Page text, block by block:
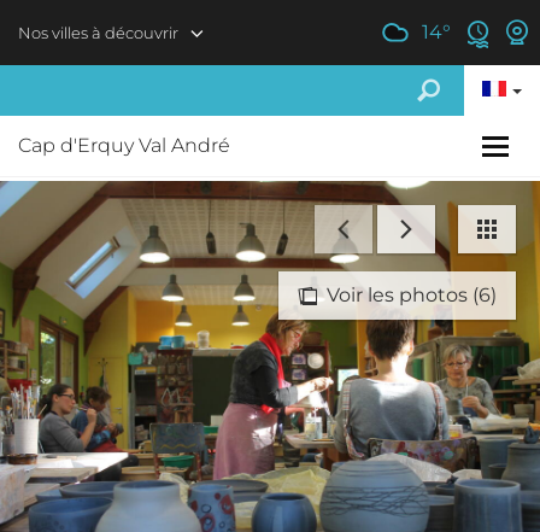
Nos villes à découvrir 14°
Cap d'Erquy Val André
Voir les photos (6)